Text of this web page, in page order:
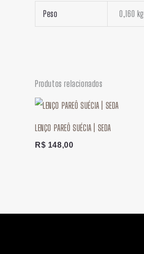
Peso 0,160 kg
Produtos relacionados
LENÇO PAREÔ SUÉCIA | SEDA
R$ 148,00